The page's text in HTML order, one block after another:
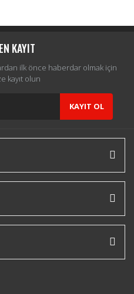
KAYIT
ilk önce haberdar olmak için
kayıt olun
KAYIT OL